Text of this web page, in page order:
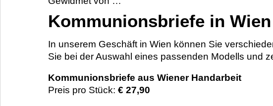
Kommunionsbriefe in
In unserem Geschäft in Wien können Sie
Sie bei der Auswahl eines passenden Modells und
Kommunionsbriefe aus Wiener Handarbeit
Preis pro Stück: € 27,90